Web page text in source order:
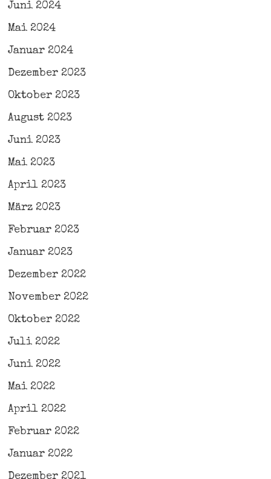
Juni 2024
Mai 2024
Januar 2024
Dezember 2023
Oktober 2023
August 2023
Juni 2023
Mai 2023
April 2023
März 2023
Februar 2023
Januar 2023
Dezember 2022
November 2022
Oktober 2022
Juli 2022
Juni 2022
Mai 2022
April 2022
Februar 2022
Januar 2022
Dezember 2021